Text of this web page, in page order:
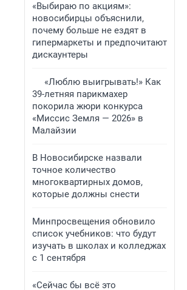
«Выбираю по акциям»:
новосибирцы объяснили,
почему больше не ездят в
гипермаркеты и предпочитают
дискаунтеры
«Люблю выигрывать!» Как
39-летняя парикмахер
покорила жюри конкурса
«Миссис Земля — 2026» в
Малайзии
В Новосибирске назвали
точное количество
многоквартирных домов,
которые должны снести
Минпросвещения обновило
список учебников: что будут
изучать в школах и колледжах
с 1 сентября
«Сейчас бы всё это